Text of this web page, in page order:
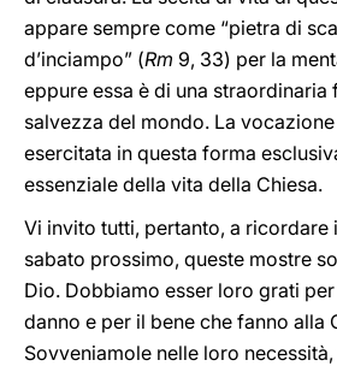
appare sempre come “pietra di
d’inciampo” (Rm 9, 33) per la
eppure essa è di una straordinaria
salvezza del mondo. La
esercitata in questa forma
essenziale della vita della Chiesa.
Vi invito tutti, pertanto, a ricordare
sabato prossimo, queste mostre
Dio. Dobbiamo esser loro grati per
danno e per il bene che fanno alla
Sovveniamole nelle loro